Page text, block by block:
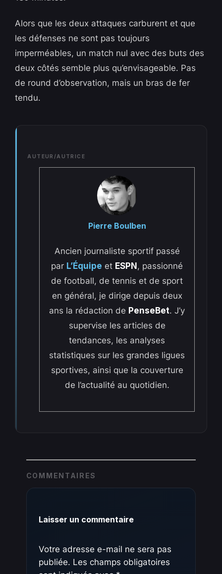
Alors que les deux attaques carburent et que
les défenses ne sont pas toujours
imperméables, un match nul avec des buts des
deux côtés semble plus qu’envisageable. Pas
de round d’observation, mais un bras de fer
tendu.
AUTEUR/AUTRICE
Pierre Boulben
Ancien journaliste sportif passé
par L’Équipe et ESPN , passionné
de football, de tennis et de sport
en général, je dirige depuis deux
ans la rédaction de PenseBet. J’y
supervise les articles de
tendances, les analyses
statistiques sur les grandes ligues
sportives, ainsi que la couverture
de l’actualité au quotidien.
COMMENTAIRES
Laisser un commentaire
Votre adresse e-mail ne sera pas
publiée. Les champs obligatoires